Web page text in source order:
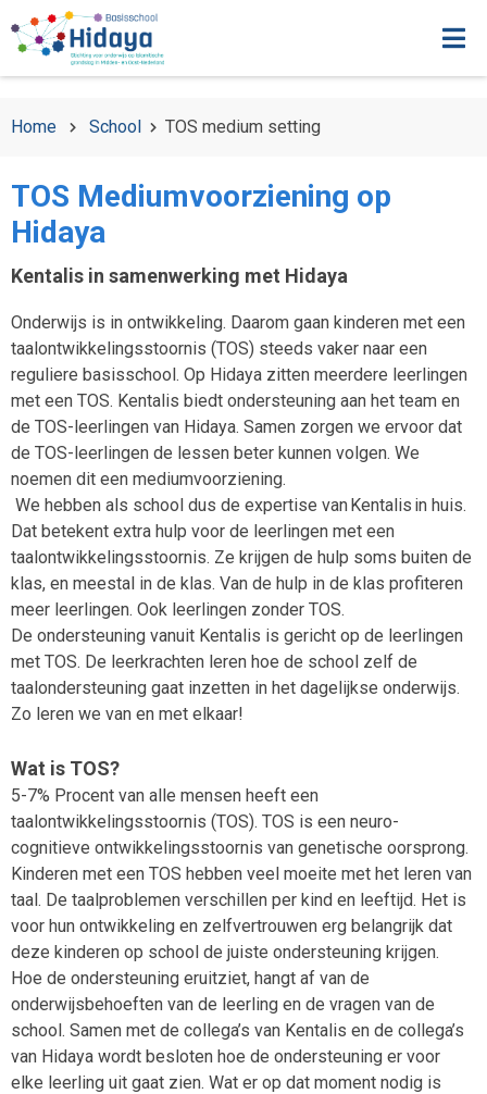
Home School TOS medium setting
TOS Mediumvoorziening op
Hidaya
Kentalis in samenwerking met Hidaya
Onderwijs is in ontwikkeling. Daarom gaan kinderen met een
taalontwikkelingsstoornis (TOS) steeds vaker naar een
reguliere basisschool. Op Hidaya zitten meerdere leerlingen
met een TOS. Kentalis biedt ondersteuning aan het team en
de TOS-leerlingen van Hidaya. Samen zorgen we ervoor dat
de TOS-leerlingen de lessen beter kunnen volgen. We
noemen dit een mediumvoorziening.
We hebben als school dus de expertise van Kentalis in huis.
Dat betekent extra hulp voor de leerlingen met een
taalontwikkelingsstoornis. Ze krijgen de hulp soms buiten de
klas, en meestal in de klas. Van de hulp in de klas profiteren
meer leerlingen. Ook leerlingen zonder TOS.
De ondersteuning vanuit Kentalis is gericht op de leerlingen
met TOS. De leerkrachten leren hoe de school zelf de
taalondersteuning gaat inzetten in het dagelijkse onderwijs.
Zo leren we van en met elkaar!
Wat is TOS?
5-7% Procent van alle mensen heeft een
taalontwikkelingsstoornis (TOS). TOS is een neuro-
cognitieve ontwikkelingsstoornis van genetische oorsprong.
Kinderen met een TOS hebben veel moeite met het leren van
taal. De taalproblemen verschillen per kind en leeftijd. Het is
voor hun ontwikkeling en zelfvertrouwen erg belangrijk dat
deze kinderen op school de juiste ondersteuning krijgen.
Hoe de ondersteuning eruitziet, hangt af van de
onderwijsbehoeften van de leerling en de vragen van de
school. Samen met de collega’s van Kentalis en de collega’s
van Hidaya wordt besloten hoe de ondersteuning er voor
elke leerling uit gaat zien. Wat er op dat moment nodig is